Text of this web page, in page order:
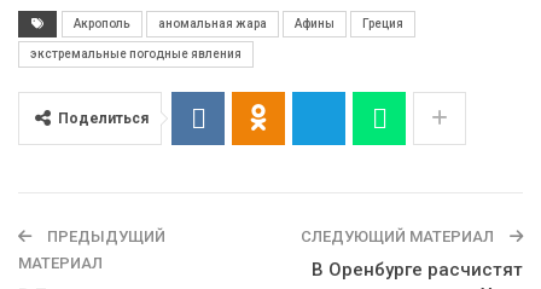
Акрополь аномальная жара Афины Греция
экстремальные погодные явления
Поделиться
ПРЕДЫДУЩИЙ
МАТЕРИАЛ
СЛЕДУЮЩИЙ МАТЕРИАЛ
В Оренбурге расчистят